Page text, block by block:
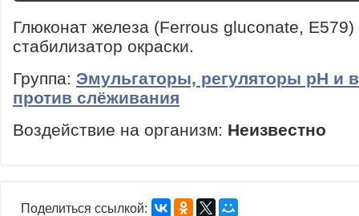
Глюконат железа (Ferrous gluconate,
стабилизатор окраски.
Группа: Эмульгаторы, регуляторы рН и
против слёживания
Воздействие на организм: Неизвестно
Поделиться ссылкой: